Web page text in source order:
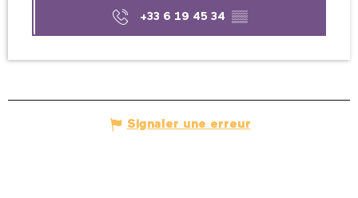
+33 6 19 45 34 ▒▒
Signaler une erreur